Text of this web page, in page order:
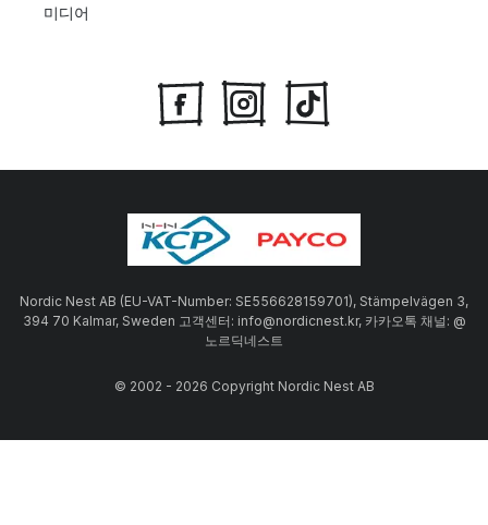
미디어
Nordic Nest AB (EU-VAT-Number: SE556628159701), Stämpelvägen 3,
394 70 Kalmar, Sweden 고객센터: info@nordicnest.kr, 카카오톡 채널: @
노르딕네스트
© 2002 - 2026 Copyright Nordic Nest AB